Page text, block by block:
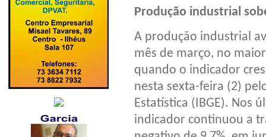
Produção industrial
A produção industrial
mês de março, no
quando o indicador
nesta sexta-feira (2)
Estatística (IBGE). Nos
indicador continuou a